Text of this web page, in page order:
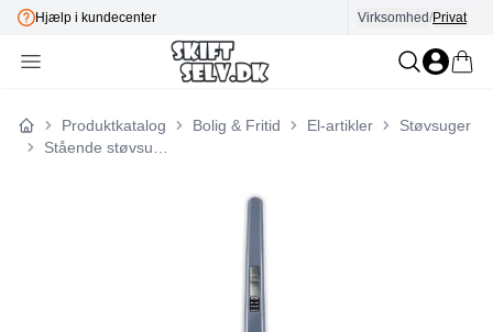
Hjælp i kundecenter E-mærket
Virksomhed/Privat
Forside
Produktkatalog Bolig & Fritid El-artikler
Støvsuger